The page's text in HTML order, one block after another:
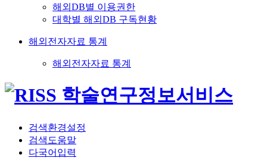
해외DB별 이용권한
대학별 해외DB 구독현황
해외전자자료 통계
해외전자자료 통계
검색환경설정
검색도움말
다국어입력